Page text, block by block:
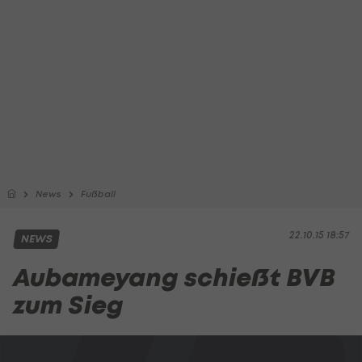
News Fußball
22.10.15 18:57
NEWS
Aubameyang schießt BVB
zum Sieg